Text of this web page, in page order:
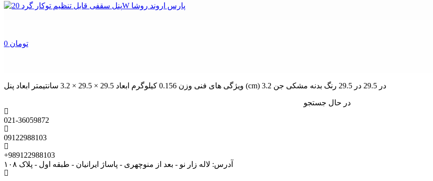
0 تومان
ویژگی های فنی وزن 0.156 کیلوگرم ابعاد 29.5 × 29.5 × 3.2 سانتیمتر ابعاد پنل (cm) 3.2 در 29.5 در 29.5 رنگ بدنه مشکی جن
در حال جستجو
021-36059872
09122988103
+989122988103
آدرس: لاله زار نو - بعد از منوچهری - پاساژ ایرانیان - طبقه اول - پلاک ۱۰۸